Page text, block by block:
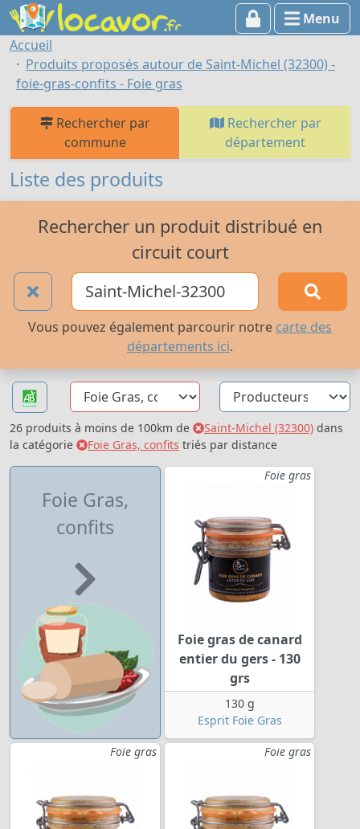
Menu
Accueil
Produits proposés autour de Saint-Michel (32300) -
foie-gras-confits - Foie gras
Rechercher par
commune
Rechercher par
département
Liste des produits
Rechercher un produit distribué en
circuit court
Vous pouvez également parcourir notre carte des
départements ici.
26 produits à moins de 100km de Saint-Michel (32300) dans
la catégorie
Foie Gras, confits triés par distance
Foie Gras,
confits
Foie gras
Foie gras de canard
entier du gers - 130
grs
130 g
Esprit Foie Gras
Foie gras Foie gras